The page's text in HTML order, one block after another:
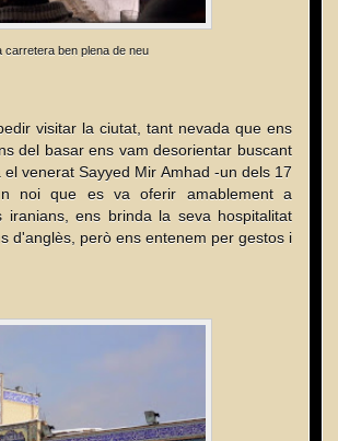
carretera ben plena de neu
visitar la ciutat, tant nevada que ens
del basar ens vam desorientar buscant
el venerat Sayyed Mir Amhad -un dels 17
noi que es va oferir amablement a
ens brinda la seva hospitalitat
d'anglès, però ens entenem per gestos i